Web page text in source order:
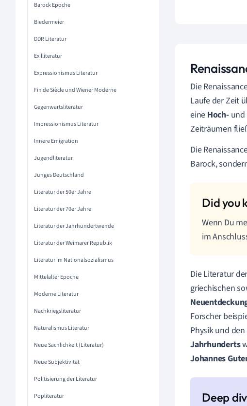
Barock Epoche
Biedermeier
DDR Literatur
Exilliteratur
Expressionismus Literatur
Fin de Siècle und Wiener Moderne
Gegenwartsliteratur
Impressionismus Literatur
Innere Emigration
Jugendliteratur
Junges Deutschland
Literatur der 50er Jahre
Literatur der 70er Jahre
Literatur der Jahrhundertwende
Literatur der Weimarer Republik
Literatur im Nationalsozialismus
Mittelalter Epoche
Moderne Literatur
Nachkriegsliteratur
Naturalismus Literatur
Neue Sachlichkeit (Literatur)
Neue Subjektivität
Politisierung der Literatur
Popliteratur
Die
Laufe der Zeit
eine Hoch-und
Zeiträumen
Die
Barock,
Wenn Du
im
Die Literatur
griechischen
Forscher
Physik und
Jahrhunderts
Johannes